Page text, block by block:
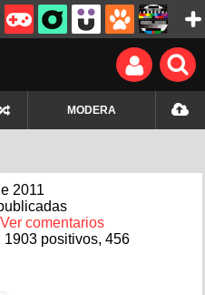
MODERA
2011
Ver comentarios
1903 positivos, 456